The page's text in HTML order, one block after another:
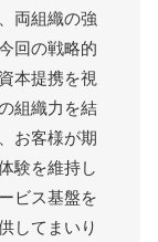
両組織の強
回の戦略的
本提携を視
組織力を結
お客様が期
験を維持し
ビス基盤を
してまいり